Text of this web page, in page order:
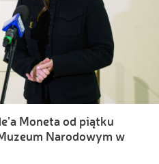
Moneta od piątku
Narodowym w